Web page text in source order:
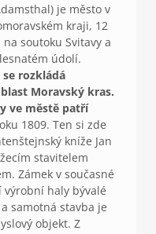
je město v
kraji, 12
soutoku Svitavy a
údolí.
rozkládá
Moravský kras.
ve městě patří
1809. Ten si zde
kníže Jan
stavitelem
Zámek v současné
haly bývalé
samotná stavba je
objekt. Z